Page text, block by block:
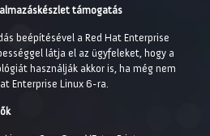
támogatás
beépítésével a Red Hat Enterprise
látja el az ügyfeleket, hogy a
használják akkor is, ha még nem
Enterprise Linux 6-ra.